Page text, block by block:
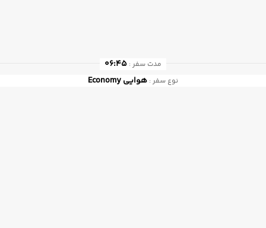
مدت سفر : 06:45
نوع سفر : هوایی